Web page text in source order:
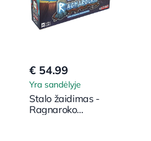
€ 54.99
Yra sandėlyje
Stalo žaidimas -
Ragnaroko